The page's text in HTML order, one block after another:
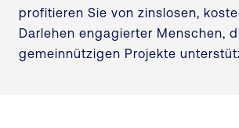
profitieren Sie von zinslosen,
Darlehen engagierter Menschen,
gemeinnützigen Projekte